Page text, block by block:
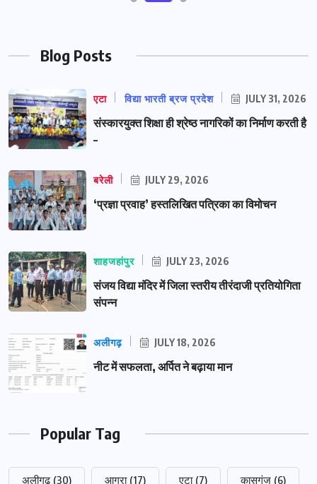
Blog Posts
एटा विद्या भारती ब्रज प्रदेश JULY 31, 2026
संस्कारयुक्त शिक्षा ही श्रेष्ठ नागरिकों का निर्माण करती है
–
बरेली JULY 29, 2026
‘प्रज्ञा प्रवाह’ हस्तलिखित पत्रिका का विमोचन
शाहजहांपुर JULY 23, 2026
संजय विद्या मंदिर में जिला स्तरीय तीरंदाजी प्रतियोगिता
संपन्न
अलीगढ़ JULY 18, 2026
नीट में सफलता, अर्पित ने बढ़ाया मान
Popular Tag
अलीगढ़ (30) आगरा (17) एटा (7) कासगंज (6)